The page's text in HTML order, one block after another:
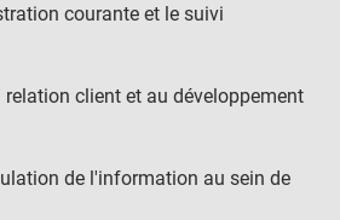
courante et le suivi
relation client et au développement
de l'information au sein de